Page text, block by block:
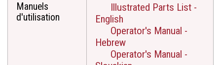
Manuels
d'utilisation
Illustrated Parts List -
English
Operator's Manual -
Hebrew
Operator's Manual -